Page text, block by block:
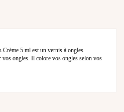
5 ml est un vernis à ongles
ongles. Il colore vos ongles selon vos